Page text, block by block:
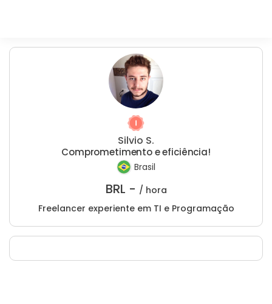
Silvio S.
Comprometimento e eficiência!
Brasil
BRL - / hora
Freelancer experiente em TI e Programação